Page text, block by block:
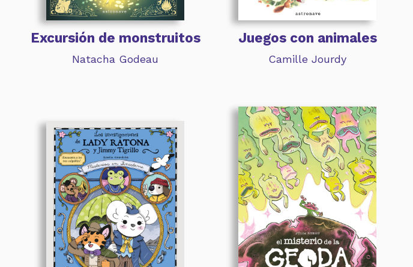
Excursión de monstruitos
Natacha Godeau
Juegos con animales
Camille Jourdy